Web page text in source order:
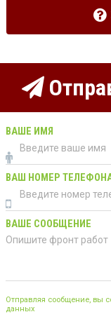
ВАШЕ ИМЯ
ВАШ НОМЕР
ВАШЕ СООБЩЕНИЕ
Отправляя сообщение, вы
данных